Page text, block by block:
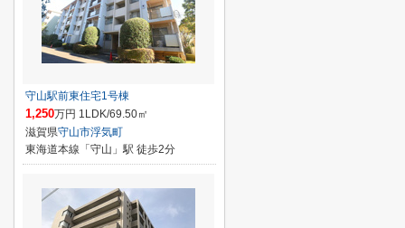
守山駅前東住宅1号棟
1,250万円 1LDK/69.50㎡
滋賀県守山市浮気町
東海道本線「守山」駅 徒歩2分